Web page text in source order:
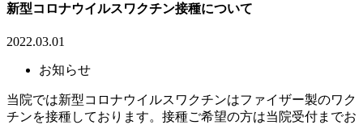
新型コロナウイルスワクチン接種について
2022.03.01
お知らせ
当院では新型コロナウイルスワクチンはファイザー製のワク
チンを接種しております。接種ご希望の方は当院受付までお